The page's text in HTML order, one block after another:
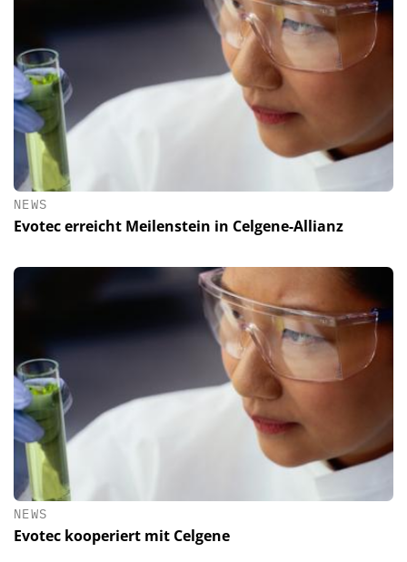
NEWS
Evotec erreicht Meilenstein in Celgene-Allianz
NEWS
Evotec kooperiert mit Celgene